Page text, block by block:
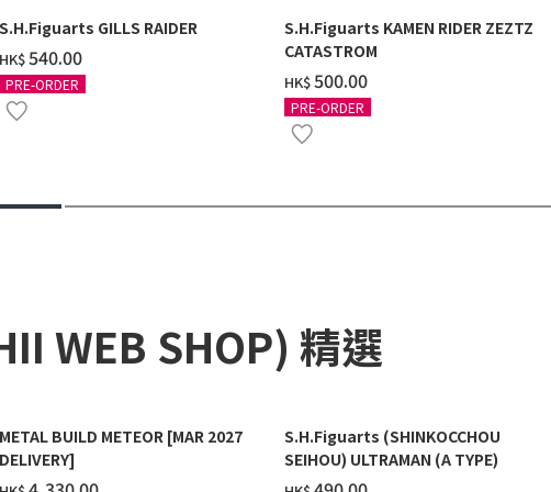
S.H.Figuarts GILLS RAIDER
HK$‌540.00
PRE-ORDER
S.H.Figuarts KAMEN RIDER ZEZTZ
CATASTROM
HK$‌500.00
PRE-ORDER
WEB SHOP) 精選
METAL BUILD METEOR [MAR 2027
DELIVERY]
S.H.Figuarts (SHINKOCCHOU
SEIHOU) ULTRAMAN (A TYPE)